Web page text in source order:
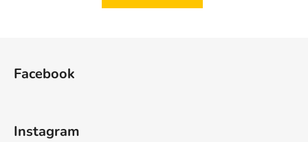
Facebook
Instagram